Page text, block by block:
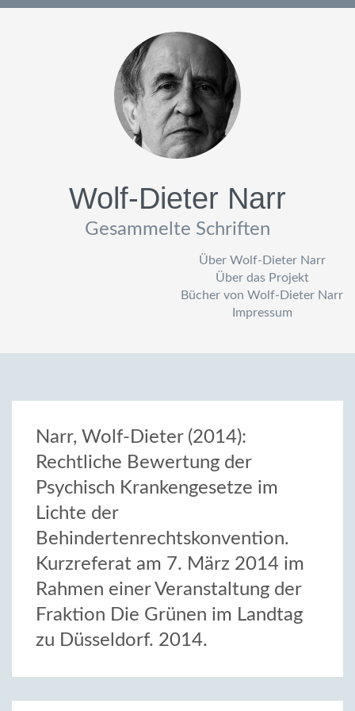
Wolf-Dieter Narr
Gesammelte Schriften
Über Wolf-Dieter Narr
Über das Projekt
Bücher von Wolf-Dieter Narr
Impressum
Narr, Wolf-Dieter (2014):
Rechtliche Bewertung der
Psychisch Krankengesetze im
Lichte der
Behindertenrechtskonvention.
Kurzreferat am 7. März 2014 im
Rahmen einer Veranstaltung der
Fraktion Die Grünen im Landtag
zu Düsseldorf. 2014.